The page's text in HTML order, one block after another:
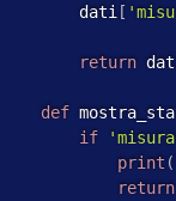
        dati
[
return
def
if
print (
return